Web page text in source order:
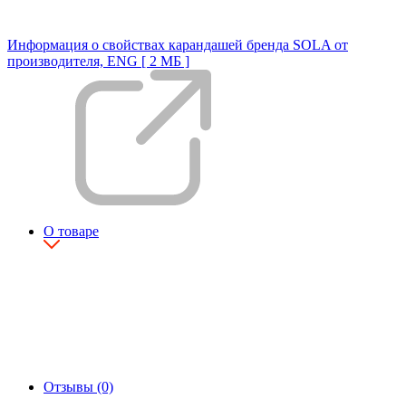
Информация о свойствах карандашей бренда SOLA от
производителя, ENG [ 2 МБ ]
О товаре
Отзывы (0)